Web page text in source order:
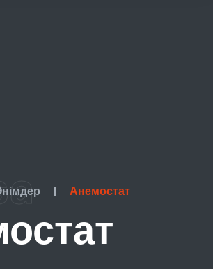
| Анемостат